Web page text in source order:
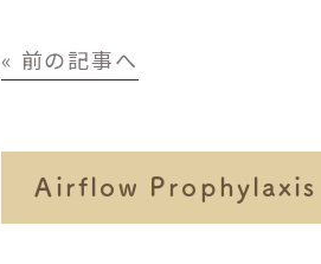
« 前の記事へ
Airflow Prophylaxis